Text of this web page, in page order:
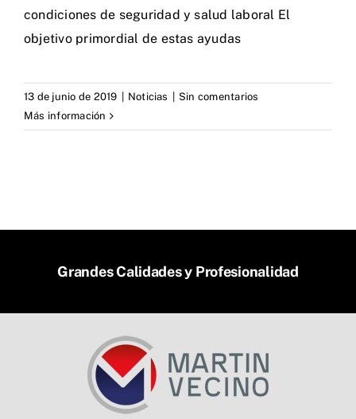
condiciones de seguridad y salud laboral El
objetivo primordial de estas ayudas
13 de junio de 2019 Noticias
Sin comentarios
Más información
Grandes Calidades y Profesionalidad